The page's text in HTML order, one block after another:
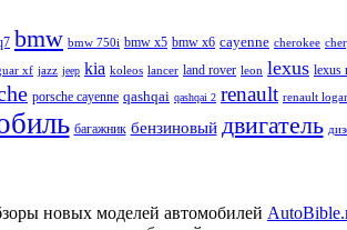
bmw bmw 750i bmw x5 bmw x6 cayenne cherokee
xf jazz jeep kia koleos lancer land rover leon lexus lexus
porsche cayenne qashqai qashqai 2 renault renault
багажник бензиновый двигатель
новых моделей автомобилей